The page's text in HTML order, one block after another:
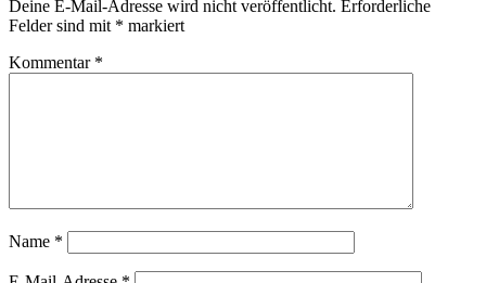
Deine E-Mail-Adresse wird nicht veröffentlicht. Erforderliche
Felder sind mit * markiert
Kommentar *
Name *